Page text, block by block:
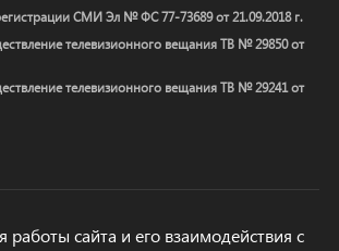
СМИ Эл № ФС 77-73689 от 21.09.2018 г.
телевизионного вещания ТВ № 29850 от
телевизионного вещания ТВ № 29241 от
работы сайта и его взаимодействия с